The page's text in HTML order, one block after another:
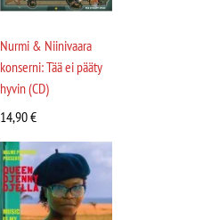
Nurmi & Niinivaara
konserni: Tää ei pääty
hyvin (CD)
14,90€